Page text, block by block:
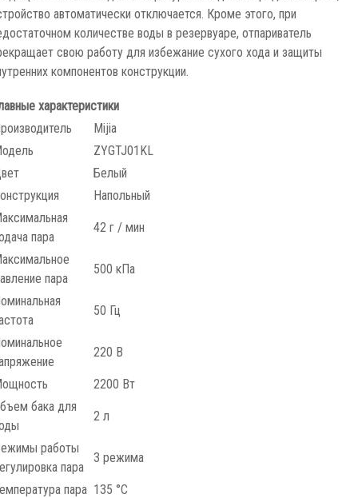
автоматически отключается. Кроме этого, при
количестве воды в резервуаре, отпариватель
свою работу для избежание сухого хода и защиты
компонентов конструкции.
характеристики
Mijia
ZYGTJ01KL
Белый
Напольный
пара
42 г / мин
пара
500 кПа
50 Гц
220 В
2200 Вт
бака для
2 л
работы
пара
3 режима
пара 135 °С